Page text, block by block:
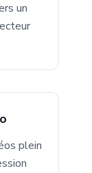
un
plein